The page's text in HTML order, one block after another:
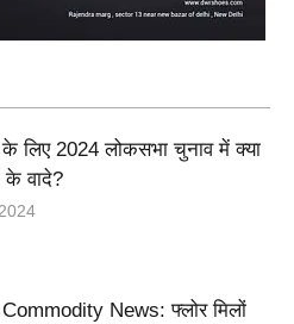
के लिए 2024 लोकसभा चुनाव में क्या
के वादे?
News: फ्लोर मिलों